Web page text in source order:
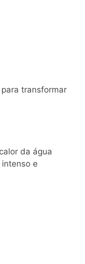
transformar
da água
e